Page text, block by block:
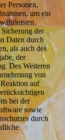
Personen,
um ein
der
Daten durch
als auch des
der
Des Weiteren
von
auf
bei der
sowie
durch